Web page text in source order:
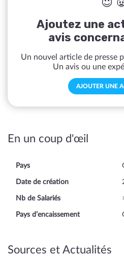
😇
Ajoutez une
avis
Un nouvel article de presse
Un avis ou une
AJOUTER UNE
En un coup d'œil
Pays
Date de création
Nb de Salariés
Pays d’encaissement
Sources et Actualités